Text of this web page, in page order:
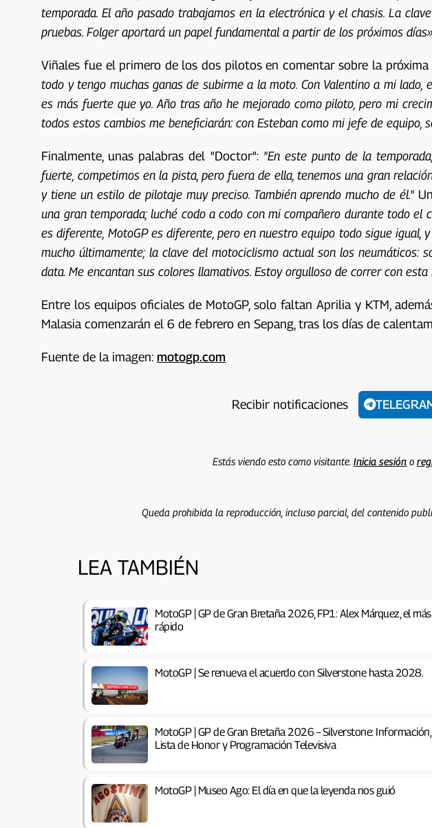
temporada. El año pasado trabajamos en la electrónica y el chasis. La
pruebas. Folger aportará un papel fundamental a partir de los próximos
Viñales fue el primero de los dos pilotos en comentar sobre la próxima
todo y tengo muchas ganas de subirme a la moto. Con Valentino a mi
es más fuerte que yo. Año tras año he mejorado como piloto, pero mi
todos estos cambios me beneficiarán: con Esteban como mi jefe de
Finalmente, unas palabras del "Doctor": "En este punto de la
fuerte, competimos en la pista, pero fuera de ella, tenemos una gran
y tiene un estilo de pilotaje muy preciso. También aprendo mucho de él."
una gran temporada; luché codo a codo con mi compañero durante todo el
es diferente, MotoGP es diferente, pero en nuestro equipo todo sigue
mucho últimamente; la clave del motociclismo actual son los neumáticos:
data. Me encantan sus colores llamativos. Estoy orgulloso de correr con esta
Entre los equipos oficiales de MotoGP, solo faltan Aprilia y KTM,
Malasia comenzarán el 6 de febrero en Sepang, tras los días de
Fuente de la imagen: motogp.com
Recibir notificaciones
Estás viendo esto como visitante. Inicia sesióno
Queda prohibida la reproducción, incluso parcial, del contenido
LEA TAMBIÉN
MotoGP | GP de Gran Bretaña 2026, FP1: Alex Márquez, el más
rápido
MotoGP | Se renueva el acuerdo con Silverstone hasta 2028.
MotoGP | GP de Gran Bretaña 2026 – Silverstone: Información,
Lista de Honor y Programación Televisiva
MotoGP | Museo Ago: El día en que la leyenda nos guió